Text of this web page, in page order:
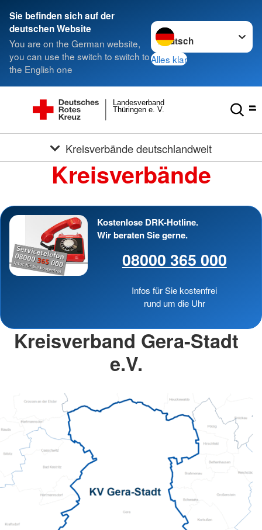
Sie befinden sich auf der
deutschen Website
You are on the German website,
you can use the switch to switch to
the English one
Sprache wechseln zu
Alles klar
Thüringen e. V.
Landesverband
Kreisverbände deutschlandweit
Kreisverbände
Kostenlose DRK-Hotline.
Wir beraten Sie gerne.
08000 365 000
Infos für Sie kostenfrei
rund um die Uhr
Kreisverband Gera-Stadt
e.V.